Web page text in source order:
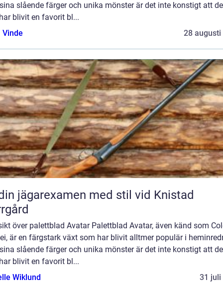
slående färger och unika mönster är det inte konstigt att
blivit en favorit bl...
Vinde
28 augusti
jägarexamen med stil vid Knistad
över palettblad Avatar Palettblad Avatar, även känd som
är en färgstark växt som har blivit alltmer populär i
slående färger och unika mönster är det inte konstigt att
blivit en favorit bl...
Wiklund
31 juli